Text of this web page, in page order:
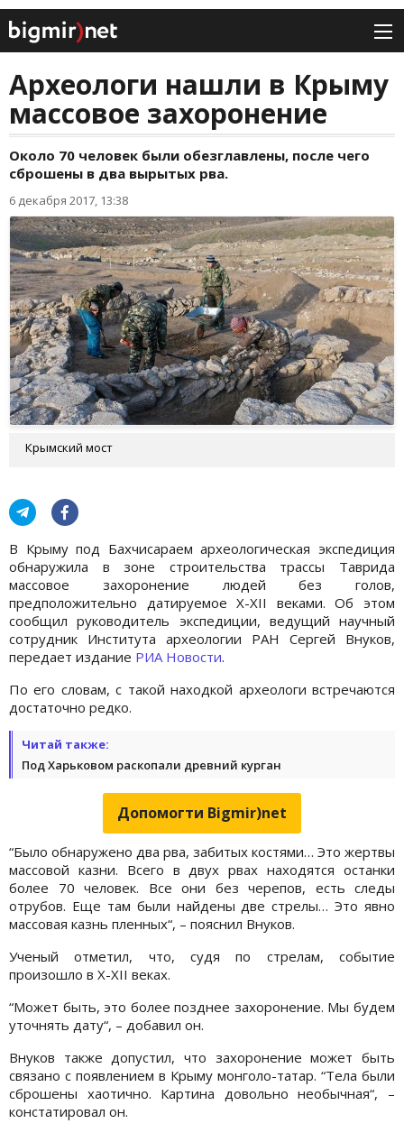
Археологи нашли в Крыму
массовое захоронение
Около 70 человек были обезглавлены, после чего
сброшены в два вырытых рва.
6 декабря 2017, 13:38
Крымский мост
В Крыму под Бахчисараем археологическая экспедиция
обнаружила в зоне строительства трассы Таврида
массовое захоронение людей без голов,
предположительно датируемое X-XII веками. Об этом
сообщил руководитель экспедиции, ведущий научный
сотрудник Института археологии РАН Сергей Внуков,
передает издание РИА Новости.
По его словам, с такой находкой археологи встречаются
достаточно редко.
Читай также:
Под Харьковом раскопали древний курган
Допомогти Bigmir)net
“Было обнаружено два рва, забитых костями… Это жертвы
массовой казни. Всего в двух рвах находятся останки
более 70 человек. Все они без черепов, есть следы
отрубов. Еще там были найдены две стрелы… Это явно
массовая казнь пленных“, – пояснил Внуков.
Ученый отметил, что, судя по стрелам, событие
произошло в X-XII веках.
“Может быть, это более позднее захоронение. Мы будем
уточнять дату“, – добавил он.
Внуков также допустил, что захоронение может быть
связано с появлением в Крыму монголо-татар. “Тела были
сброшены хаотично. Картина довольно необычная“, –
констатировал он.